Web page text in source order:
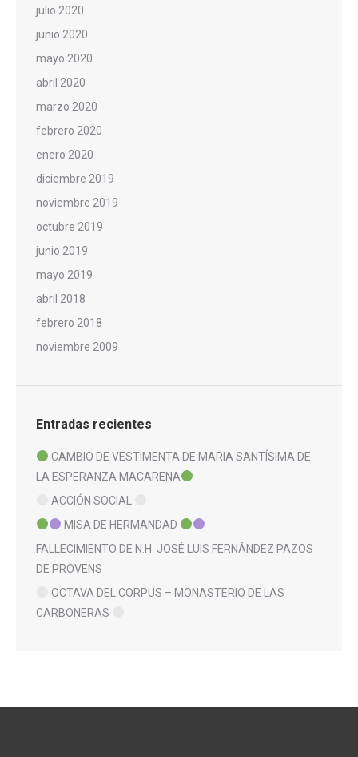
julio 2020
junio 2020
mayo 2020
abril 2020
marzo 2020
febrero 2020
enero 2020
diciembre 2019
noviembre 2019
octubre 2019
junio 2019
mayo 2019
abril 2018
febrero 2018
noviembre 2009
Entradas recientes
CAMBIO DE VESTIMENTA DE MARIA SANTÍSIMA DE
LA ESPERANZA MACARENA
ACCIÓN SOCIAL
MISA DE HERMANDAD
FALLECIMIENTO DE N.H. JOSÉ LUIS FERNÁNDEZ PAZOS
DE PROVENS
OCTAVA DEL CORPUS – MONASTERIO DE LAS
CARBONERAS